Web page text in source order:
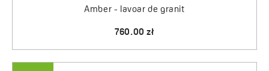
Amber - lavoar de granit
760.00 zł